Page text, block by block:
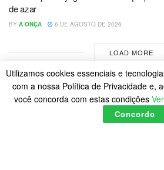
de azar
BY A ONÇA 6 DE AGOSTO DE 2026
LOAD MORE
Utilizamos cookies essenciais e
com a nossa Política de Privacidade e,
você concorda com estas condições
Concordo